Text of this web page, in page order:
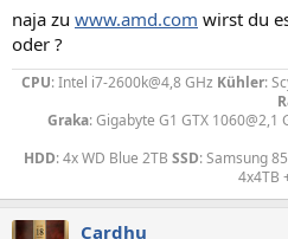
naja zu www.amd.com wirst du
oder ?
CPU: Intel i7-2600k@4,8 GHz Kühler:
Graka: Gigabyte G1 GTX 1060@2,1
HDD: 4x WD Blue 2TB SSD: Samsung
4x4TB
Cardhu